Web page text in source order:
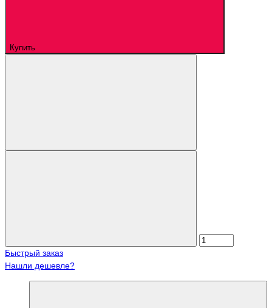
Купить
Быстрый заказ
Нашли дешевле?